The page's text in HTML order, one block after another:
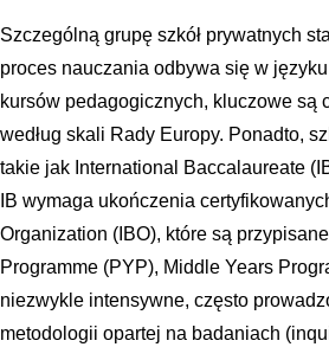
Szczególną grupę szkół prywatnych
proces nauczania odbywa się w
kursów pedagogicznych, kluczowe są
według skali Rady Europy. Ponadto,
takie jak International Baccalaureate
IB wymaga ukończenia
Organization (IBO), które są
Programme (PYP), Middle Years
niezwykle intensywne, często
metodologii opartej na badaniach